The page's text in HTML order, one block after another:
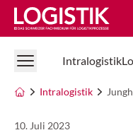
Logistik Online
Intralogistik
Intralogistik
10. Juli 2023